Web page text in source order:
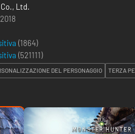
Co., Ltd.
(1864)
(521111)
DEL PERSONAGGIO TERZA